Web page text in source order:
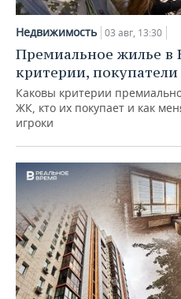
НЕФТЕХИМИЯ
НЕФТЬ
ОПК
ЭНЕРГЕТИКА
РОЗНИЧНАЯ ТОРГОВЛЯ
ТРАНСПОРТ
УСЛУГИ
НОВОСТИ ТЕХНОЛОГИЙ
IT
МЕДИА
МЕРОПРИЯТИЯ
НОВОСТИ МЕРОПРИЯТИЙ
ВЫЕЗДНАЯ РЕДАКЦИЯ
ONLINE-КОНФЕРЕНЦИИ
ОТКРЫТАЯ ЛЕКЦИЯ
СПОРТ
НОВОСТИ СПОРТА
ХОККЕЙ
БАСКЕТБОЛ
ВОЛЕЙБОЛ
КИБЕРСПОРТ
ОБЩЕСТВО
ВЛАСТЬ
ИНФРАСТРУКТУРА
ИСТОРИЯ
КУЛЬТУРА
СЮЖЕТЫ
СПРАВОЧНИК
СПИСОК ПЕРСОН
СПИСОК КОМПАНИЙ
ПОЛНАЯ ВЕРСИЯ
Недвижимость 03 авг, 13:30
Премиальное жилье в
критерии, покупатели
Каковы критерии
ЖК, кто их покупает и как
игроки